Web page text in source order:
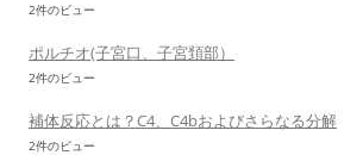
2件のビュー
ポルチオ(子宮口、子宮頚部）
2件のビュー
補体反応とは？C4、C4bおよびさらなる分解
2件のビュー